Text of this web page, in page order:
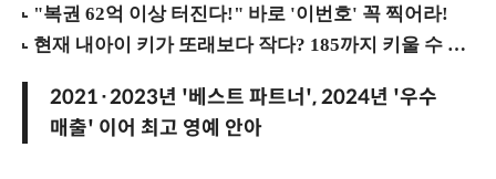
2021·2023년 '베스트 파트너', 2024년 '우수
매출' 이어 최고 영예 안아